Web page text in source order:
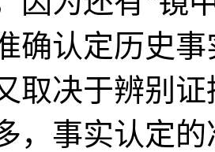
确认定历史
取决于辨别
，事实认定